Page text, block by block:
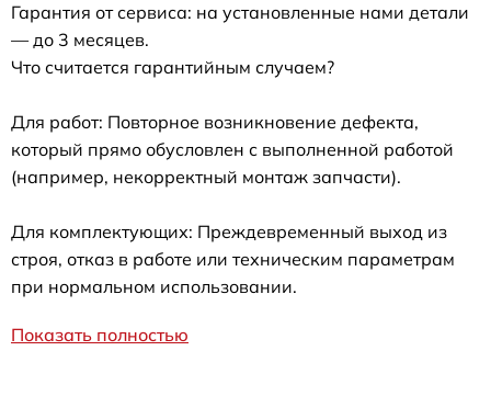
Гарантия от сервиса: на установленные нами детали
— до 3 месяцев.
Что считается гарантийным случаем?
Для работ: Повторное возникновение дефекта,
который прямо обусловлен с выполненной работой
(например, некорректный монтаж запчасти).
Для комплектующих: Преждевременный выход из
строя, отказ в работе или техническим параметрам
при нормальном использовании.
Показать полностью